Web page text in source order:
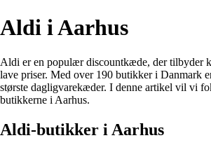
Aldi i Aarhus
Aldi er en populær discountkæde, der tilbyder
lave priser. Med over 190 butikker i Danmark
største dagligvarekæder. I denne artikel vil vi
butikkerne i Aarhus.
Aldi-butikker i Aarhus